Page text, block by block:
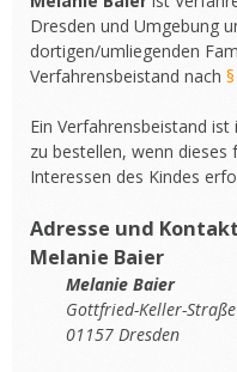
Dresden und Umgebung
dortigen/umliegenden
Verfahrensbeistand nach
Ein Verfahrensbeistand
zu bestellen, wenn
Interessen des Kindes
Adresse und
Melanie Baier
Melanie Baier
Gottfried-Keller-
01157 Dresden